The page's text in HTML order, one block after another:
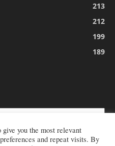
213
212
199
189
you the most relevant
and repeat visits. By